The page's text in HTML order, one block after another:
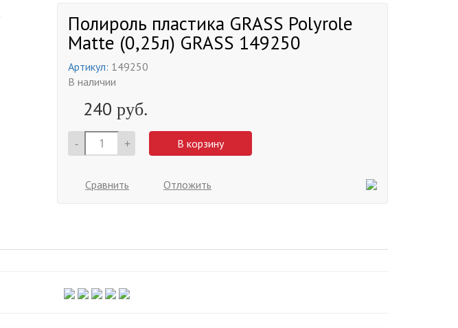
Полироль пластика GRASS Polyrole
Matte (0,25л) GRASS 149250
Артикул: 149250
В наличии
240 руб.
- + В корзину
Сравнить Отложить